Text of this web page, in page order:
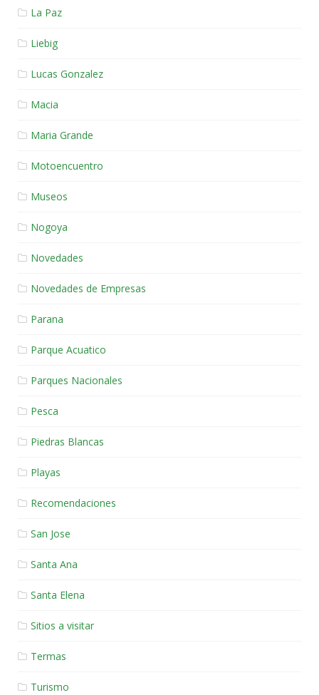
La Paz
Liebig
Lucas Gonzalez
Macia
Maria Grande
Motoencuentro
Museos
Nogoya
Novedades
Novedades de Empresas
Parana
Parque Acuatico
Parques Nacionales
Pesca
Piedras Blancas
Playas
Recomendaciones
San Jose
Santa Ana
Santa Elena
Sitios a visitar
Termas
Turismo